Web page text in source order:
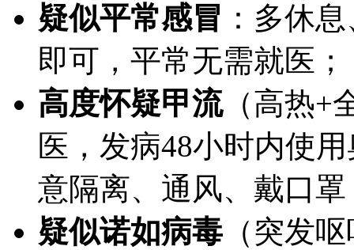
疑似平常感冒 ：多休
即可，平常无需就医；
高度怀疑甲流（高热+
医，发病48小时内使
意隔离、通风、戴口罩
疑似诺如病毒 （突发